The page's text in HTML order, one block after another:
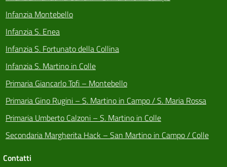
Infanzia Montebello
Infanzia S. Enea
Infanzia S. Fortunato della Collina
Infanzia S. Martino in Colle
Primaria Giancarlo Tofi – Montebello
Primaria Gino Rugini – S. Martino in Campo / S. Maria Rossa
Primaria Umberto Calzoni – S. Martino in Colle
Secondaria Margherita Hack – San Martino in Campo / Colle
Contatti